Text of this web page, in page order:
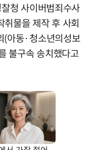
청 사이버범죄수사
물을 제작 후 사회
(아동·청소년의성보
불구속 송치했다고